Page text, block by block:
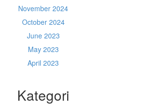
November 2024
October 2024
June 2023
May 2023
April 2023
Kategori